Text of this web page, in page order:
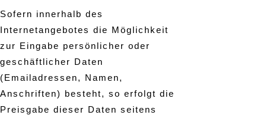
Sofern innerhalb des
Internetangebotes die Möglichkeit
zur Eingabe persönlicher oder
geschäftlicher Daten
(Emailadressen, Namen,
Anschriften) besteht, so erfolgt die
Preisgabe dieser Daten seitens